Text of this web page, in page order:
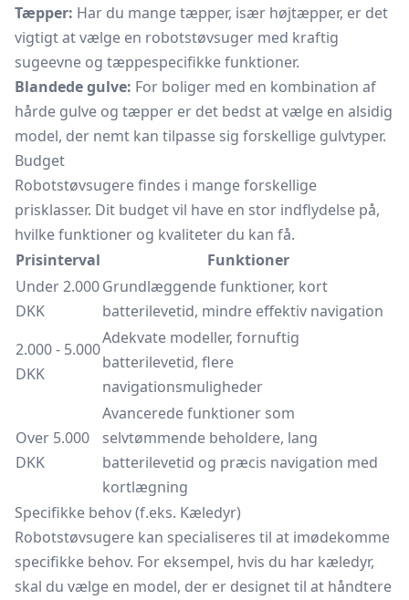
Tæpper: Har du mange tæpper, især højtæpper, er det
vigtigt at vælge en robotstøvsuger med kraftig
sugeevne og tæppespecifikke funktioner.
Blandede gulve: For boliger med en kombination af
hårde gulve og tæpper er det bedst at vælge en alsidig
model, der nemt kan tilpasse sig forskellige gulvtyper.
Budget
Robotstøvsugere findes i mange forskellige
prisklasser. Dit budget vil have en stor indflydelse på,
hvilke funktioner og kvaliteter du kan få.
Prisinterval
Funktioner
Under 2.000
DKK
Grundlæggende funktioner, kort
batterilevetid, mindre effektiv navigation
2.000 - 5.000
DKK
Adekvate modeller, fornuftig
batterilevetid, flere
navigationsmuligheder
Over 5.000
DKK
Avancerede funktioner som
selvtømmende beholdere, lang
batterilevetid og præcis navigation med
kortlægning
Specifikke behov (f.eks. Kæledyr)
Robotstøvsugere kan specialiseres til at imødekomme
specifikke behov. For eksempel, hvis du har kæledyr,
skal du vælge en model, der er designet til at håndtere